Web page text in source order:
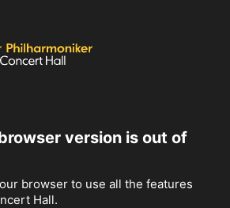
version is out of
browser to use all the features
Hall.